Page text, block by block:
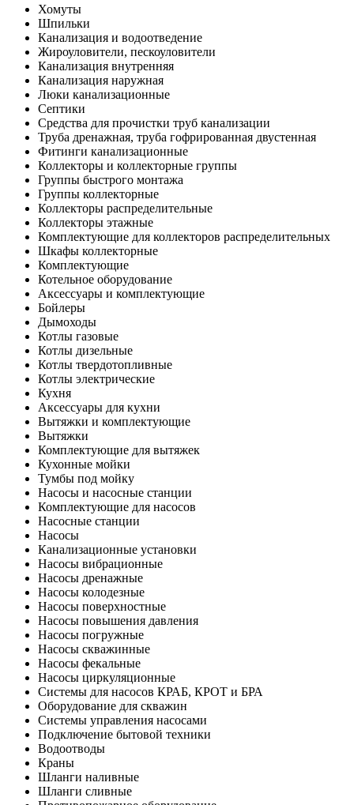
Хомуты
Шпильки
Канализация и водоотведение
Жироуловители, пескоуловители
Канализация внутренняя
Канализация наружная
Люки канализационные
Септики
Средства для прочистки труб канализации
Труба дренажная, труба гофрированная двустенная
Фитинги канализационные
Коллекторы и коллекторные группы
Группы быстрого монтажа
Группы коллекторные
Коллекторы распределительные
Коллекторы этажные
Комплектующие для коллекторов распределительных
Шкафы коллекторные
Комплектующие
Котельное оборудование
Аксессуары и комплектующие
Бойлеры
Дымоходы
Котлы газовые
Котлы дизельные
Котлы твердотопливные
Котлы электрические
Кухня
Аксессуары для кухни
Вытяжки и комплектующие
Вытяжки
Комплектующие для вытяжек
Кухонные мойки
Тумбы под мойку
Насосы и насосные станции
Комплектующие для насосов
Насосные станции
Насосы
Канализационные установки
Насосы вибрационные
Насосы дренажные
Насосы колодезные
Насосы поверхностные
Насосы повышения давления
Насосы погружные
Насосы скважинные
Насосы фекальные
Насосы циркуляционные
Системы для насосов КРАБ, КРОТ и БРА
Оборудование для скважин
Системы управления насосами
Подключение бытовой техники
Водоотводы
Краны
Шланги наливные
Шланги сливные